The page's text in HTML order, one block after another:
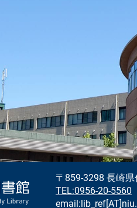
〒859-3298 長崎
TEL:0956-20-5560